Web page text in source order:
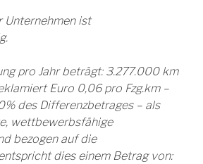
Unternehmen ist
pro Jahr beträgt: 3.277.000 km
Euro 0,06 pro Fzg.km –
des Differenzbetrages – als
wettbewerbsfähige
bezogen auf die
dies einem Betrag von: